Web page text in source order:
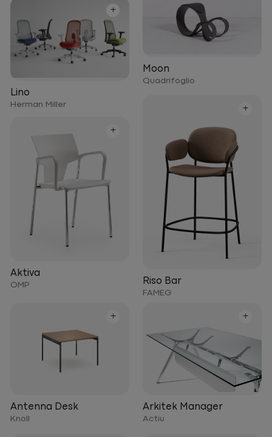
Moon
Quadrifoglio
+
Lino
Herman Miller +
Riso Bar
FAMEG
+
Aktiva
OMP
+
Arkitek Manager
Actiu
+
Antenna Desk
Knoll